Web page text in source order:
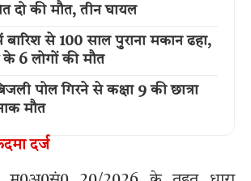
दो की मौत, तीन घायल
बारिश से 100 साल पुराना मकान ढहा,
के 6 लोगों की मौत
पोल गिरने से कक्षा 9 की छात्रा
मौत
दर्ज